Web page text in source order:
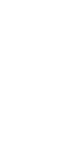
favorieten